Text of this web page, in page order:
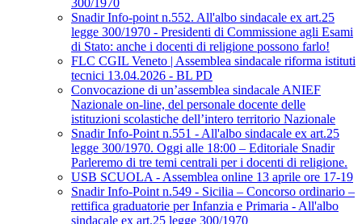
300/1970
Snadir Info-point n.552. All'albo sindacale ex art.25
legge 300/1970 - Presidenti di Commissione agli Esami
di Stato: anche i docenti di religione possono farlo!
FLC CGIL Veneto | Assemblea sindacale riforma istituti
tecnici 13.04.2026 - BL PD
Convocazione di un’assemblea sindacale ANIEF
Nazionale on-line, del personale docente delle
istituzioni scolastiche dell’intero territorio Nazionale
Snadir Info-Point n.551 - All'albo sindacale ex art.25
legge 300/1970. Oggi alle 18:00 – Editoriale Snadir
Parleremo di tre temi centrali per i docenti di religione.
USB SCUOLA - Assemblea online 13 aprile ore 17-19
Snadir Info-Point n.549 - Sicilia – Concorso ordinario –
rettifica graduatorie per Infanzia e Primaria - All'albo
sindacale ex art.25 legge 300/1970